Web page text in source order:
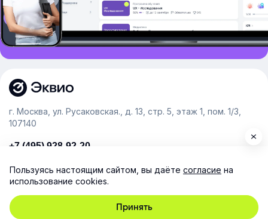
г. Москва, ул. Русаковская., д. 13, стр. 5, этаж 1, пом. 1/3,
107140
+7 (495) 928-92-20
Расскажем о платформе и предоставим бесплатный
демо-доступ
Пользуясь настоящим сайтом, вы даёте согласие на
использование cookies.
Принять